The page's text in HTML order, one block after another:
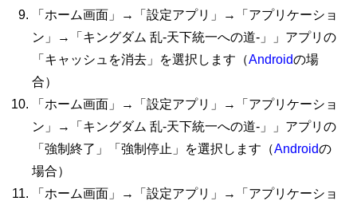
「ホーム画面」→「設定アプリ」→「アプリケーショ
ン」→「キングダム 乱-天下統一への道-」」アプリの
「キャッシュを消去」を選択します（Androidの場
合）
「ホーム画面」→「設定アプリ」→「アプリケーショ
ン」→「キングダム 乱-天下統一への道-」」アプリの
「強制終了」「強制停止」を選択します（Androidの
場合）
「ホーム画面」→「設定アプリ」→「アプリケーショ